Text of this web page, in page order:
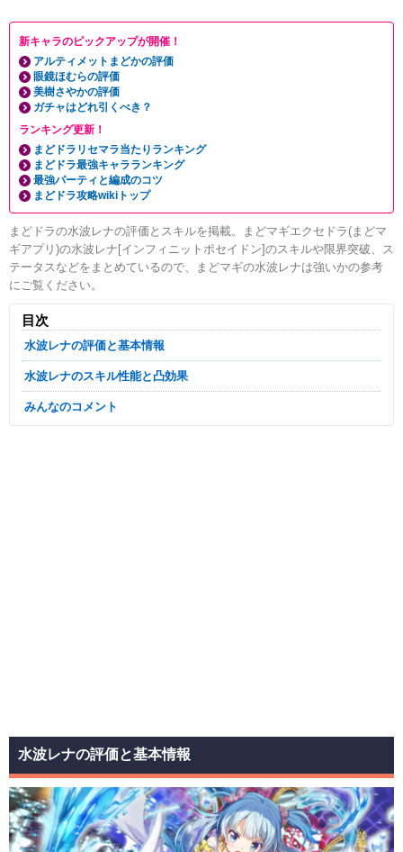
新キャラのピックアップが開催！
アルティメットまどかの評価
眼鏡ほむらの評価
美樹さやかの評価
ガチャはどれ引くべき？
ランキング更新！
まどドラリセマラ当たりランキング
まどドラ最強キャラランキング
最強パーティと編成のコツ
まどドラ攻略wikiトップ
まどドラの水波レナの評価とスキルを掲載。まどマギエクセドラ(まどマ
ギアプリ)の水波レナ[インフィニットポセイドン]のスキルや限界突破、ス
テータスなどをまとめているので、まどマギの水波レナは強いかの参考
にご覧ください。
目次
水波レナの評価と基本情報
水波レナのスキル性能と凸効果
みんなのコメント
水波レナの評価と基本情報